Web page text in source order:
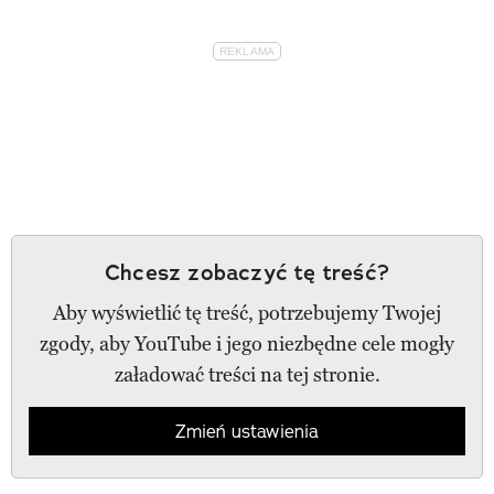
Chcesz zobaczyć tę treść?
Aby wyświetlić tę treść, potrzebujemy Twojej
zgody, aby YouTube i jego niezbędne cele mogły
załadować treści na tej stronie.
Zmień ustawienia